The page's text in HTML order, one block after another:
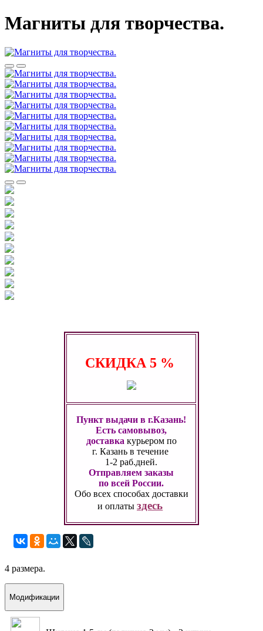
Магниты для творчества.
СКИДКА 5 %
Пункт выдачи в г.Казань!
Есть самовывоз,
доставка курьером по
г. Казань в течение
1-2 раб.дней.
Отправляем заказы
по всей России.
Обо всех способах доставки
и оплатыздесь
4 размера.
Модификации